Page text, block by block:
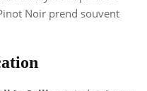
Noir prend souvent